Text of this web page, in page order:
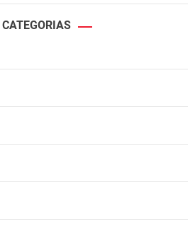
CATEGORIAS